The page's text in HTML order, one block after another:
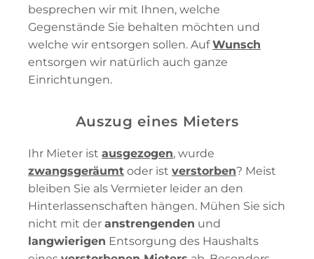
besprechen wir mit Ihnen, welche
Gegenstände Sie behalten möchten und
welche wir entsorgen sollen. AufWunsch
entsorgen wir natürlich auch ganze
Einrichtungen.
Auszug eines Mieters
Ihr Mieter ist ausgezogen, wurde
zwangsgeräumt oder ist verstorben? Meist
bleiben Sie als Vermieter leider an den
Hinterlassenschaften hängen. Mühen Sie sich
nicht mit der anstrengenden und
langwierigen Entsorgung des Haushalts